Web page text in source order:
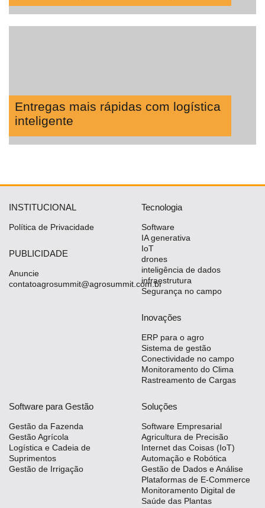
Entregas mais rápidas com logística
inteligente
INSTITUCIONAL
Política de Privacidade
PUBLICIDADE
Anuncie
contatoagrosummit@agrosummit.com.br
Tecnologia
Software
IA generativa
IoT
drones
inteligência de dados
infraestrutura
Segurança no campo
Inovações
ERP para o agro
Sistema de gestão
Conectividade no campo
Monitoramento do Clima
Rastreamento de Cargas
Software para Gestão
Gestão da Fazenda
Gestão Agrícola
Logística e Cadeia de
Suprimentos
Gestão de Irrigação
Soluções
Software Empresarial
Agricultura de Precisão
Internet das Coisas (IoT)
Automação e Robótica
Gestão de Dados e Análise
Plataformas de E-Commerce
Monitoramento Digital de
Saúde das Plantas